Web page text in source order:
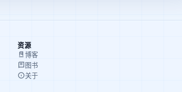
资源
博客
图书
关于